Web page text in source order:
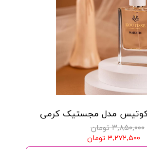
کوتیس مدل مجستیک کرمی
۳,۸۵۰,۰۰۰ تومان
۳,۲۷۲,۵۰۰ تومان